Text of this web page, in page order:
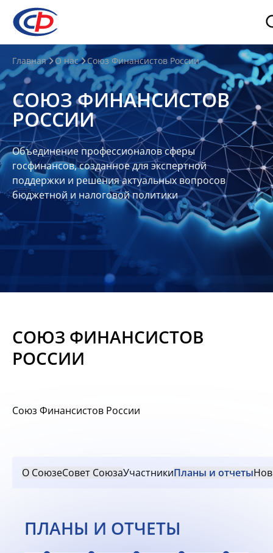
О
нас
О
СФР
Совет
Союза
Участники
Планы
отчеты
Контакты
Материалы
Главная О нас Союз Финансистов России
СОЮЗ ФИНАНСИСТОВ
РОССИИ
Объединение профессионалов сферы
госфинансов, созданное для экспертной
поддержки и решения актуальных вопросов
бюджетной и налоговой политики
СОЮЗ ФИНАНСИСТОВ
РОССИИ
Союз Финансистов России
О СоюзеСовет СоюзаУчастникиПланы и отчеты
ПЛАНЫ И ОТЧЕТЫ